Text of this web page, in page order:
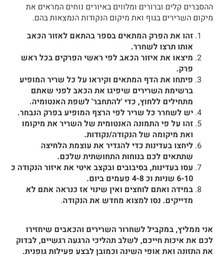
ההסברים קלים וברורים ומלווים באיורים נוחים המראים את
מיקום השרירים בגוף ואת מיקום הנקודות הנמצאות בהם.
זהו את הפרק המתאים בספר בהתאם לאזור הכאב
אותו תרצו לשחרר.
מיצאו את איזור הכאב לפי ראשי הפרקים בכל ראש
פרק.
פיתחו את הדף המתאים וקיראו על כל שריר המופיע
ברשימת השרירים שיפיגו את הכאב לפני שאתם
מתחילים ללחוץ, כדי 'להתחבר' לשפת האנטומיה.
יש לשחרר כל שריר לפי הרצף המופיע בפרק הנבחר.
זהו על פי התמונה האנטומית של השריר את מיקומו
ואת מיקומה של הנקודה/נקודות.
ליחצו בעדינות כדי להגדיר את עוצמת הלחיצה
שתתאים לכם בנוחות התחושתית שלכם.
עסו בעדינות, בסיבובים ובקצב איטי את איזור הנקודה כ
6-10 שניות וכ 4-8 פעמים ביום.
במידה ואתם לוחצים ואין שינוי אז כנראה אתם לא
מדייקים. נסו למצוא מחדש את הנקודה.
אני ממליץ, במקביל לשחרור השרירים והכאבים שיחזירו
לכם את איכות חייכם, לשלב תהליכי הרגעה רגשיים, לבדוק
את התזונה ואת אופי השינה וכמובן לבצע פעילות גופנית.